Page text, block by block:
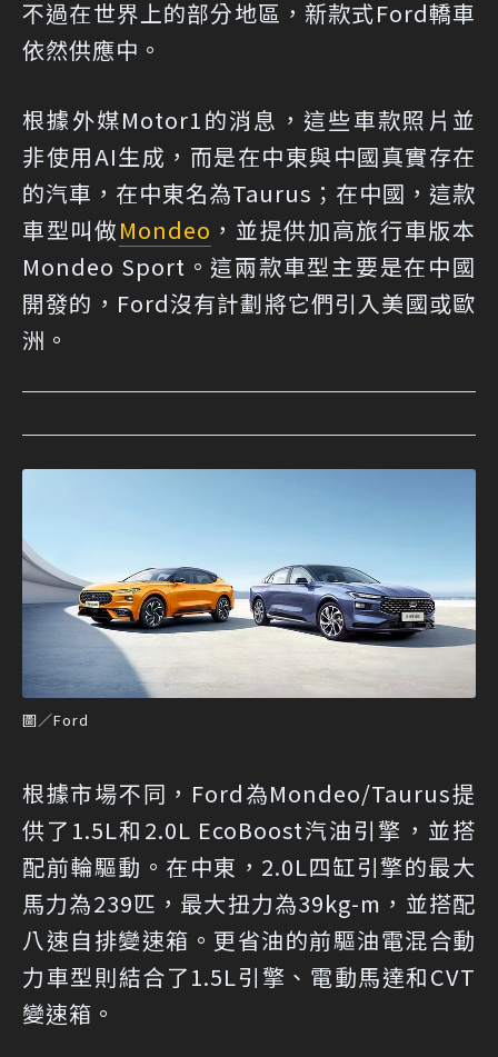
不過在世界上的部分地區，新款式Ford轎車
依然供應中。
根據外媒Motor1的消息，這些車款照片並
非使用AI生成，而是在中東與中國真實存在
的汽車，在中東名為Taurus；在中國，這款
車型叫做Mondeo ，並提供加高旅行車版本
Mondeo Sport。這兩款車型主要是在中國
開發的，Ford沒有計劃將它們引入美國或歐
洲。
圖／Ford
根據市場不同，Ford為Mondeo/Taurus提
供了1.5L和2.0L EcoBoost汽油引擎，並搭
配前輪驅動。在中東，2.0L四缸引擎的最大
馬力為239匹，最大扭力為39kg-m，並搭配
八速自排變速箱。更省油的前驅油電混合動
力車型則結合了1.5L引擎、電動馬達和CVT
變速箱。